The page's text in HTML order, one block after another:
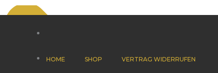
von 5
HOME SHOP VERTRAG WIDERRUFEN